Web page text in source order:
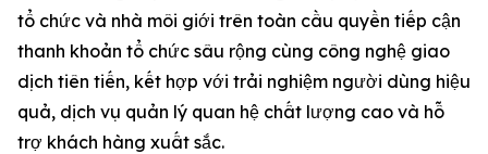
tổ chức và nhà môi giới trên toàn cầu quyền tiếp cận
thanh khoản tổ chức sâu rộng cùng công nghệ giao
dịch tiên tiến, kết hợp với trải nghiệm người dùng hiệu
quả, dịch vụ quản lý quan hệ chất lượng cao và hỗ
trợ khách hàng xuất sắc.